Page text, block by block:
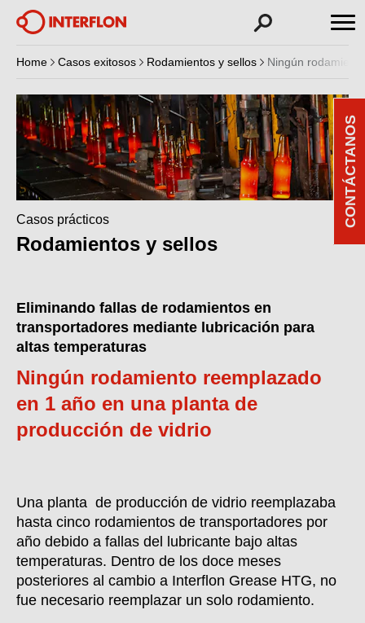
Home Casos exitosos Rodamientos y sellos Ningún
Casos prácticos
Rodamientos y sellos
Eliminando fallas de rodamientos en
transportadores mediante lubricación para
altas temperaturas
Ningún rodamiento reemplazado
en 1 año en una planta de
producción de vidrio
Una planta de producción de vidrio reemplazaba
hasta cinco rodamientos de transportadores por
año debido a fallas del lubricante bajo altas
temperaturas. Dentro de los doce meses
posteriores al cambio a Interflon Grease HTG, no
fue necesario reemplazar un solo rodamiento.
CONTÁCTANOS